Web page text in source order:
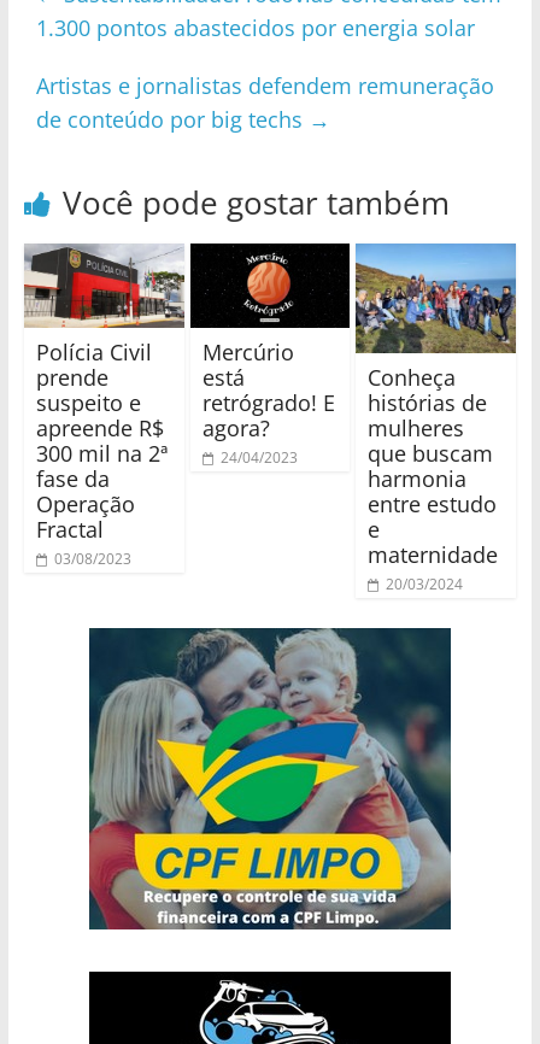
1.300 pontos abastecidos por energia solar
Artistas e jornalistas defendem remuneração
de conteúdo por big techs →
Você pode gostar também
Polícia Civil
prende
suspeito e
apreende R$
300 mil na 2ª
fase da
Operação
Fractal
03/08/2023
Mercúrio
está
retrógrado! E
agora?
24/04/2023
Conheça
histórias de
mulheres
que buscam
harmonia
entre estudo
e
maternidade
20/03/2024